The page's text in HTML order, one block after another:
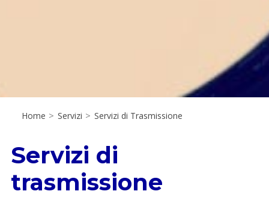
Home > Servizi > Servizi di Trasmissione
Servizi di
trasmissione